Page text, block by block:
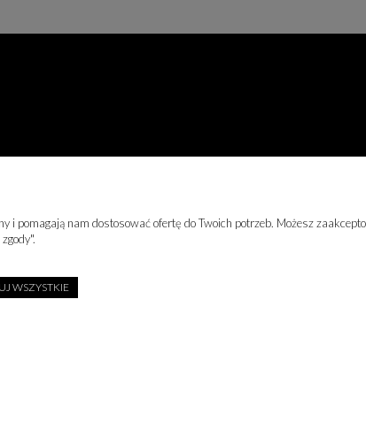
i pomagają nam dostosować ofertę do Twoich potrzeb. Możesz
WSZYSTKIE